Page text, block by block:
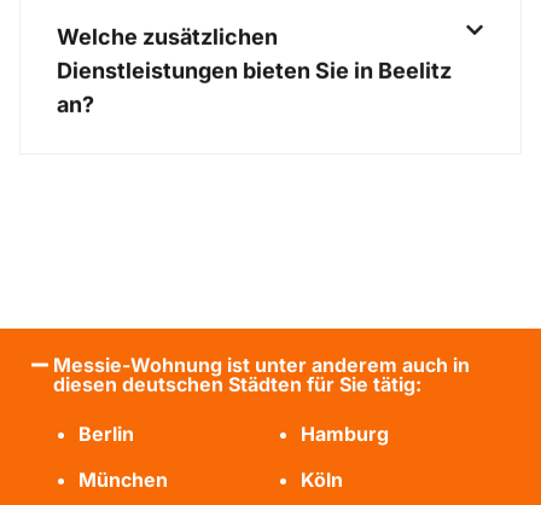
Welche zusätzlichen
Dienstleistungen bieten Sie in Beelitz
an?
Messie-Wohnung ist unter anderem auch in
diesen deutschen Städten für Sie tätig:
Berlin
Hamburg
München
Köln